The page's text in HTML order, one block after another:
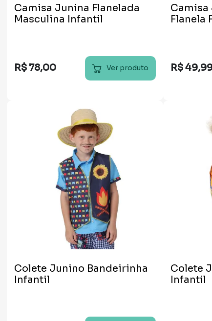
Camisa Junina Flanelada
Masculina Infantil
R$ 78,00 Ver produto
Camisa
Flanela
R$49,
Colete Junino Bandeirinha
Infantil
Colete
Infantil